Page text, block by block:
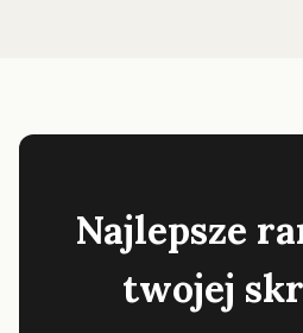
Najlepsze
twojej